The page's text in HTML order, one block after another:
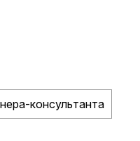
консультанта